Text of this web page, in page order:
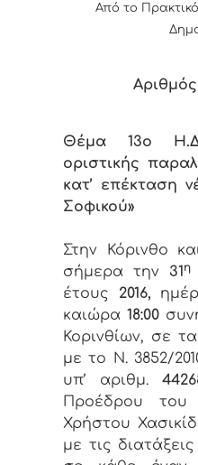
Από το Πρακτικό
Θέμα 13ο
οριστικής
κατ’ επέκταση
Σοφικού»
Στην Κόρινθο
σήμερα την 31η
έτους 2016,
καιώρα18:00
Κορινθίων, σε
με το Ν. 3852/
υπ’ αριθμ.
Προέδρου του
Χρήστου
με τις